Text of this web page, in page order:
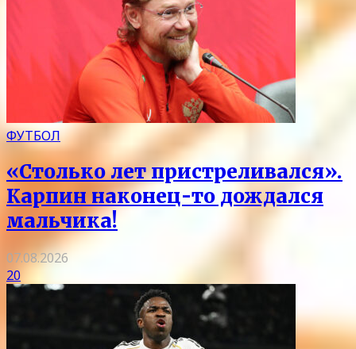
ФУТБОЛ
«Столько лет пристреливался».
Карпин наконец-то дождался
мальчика!
07.08.2026
20